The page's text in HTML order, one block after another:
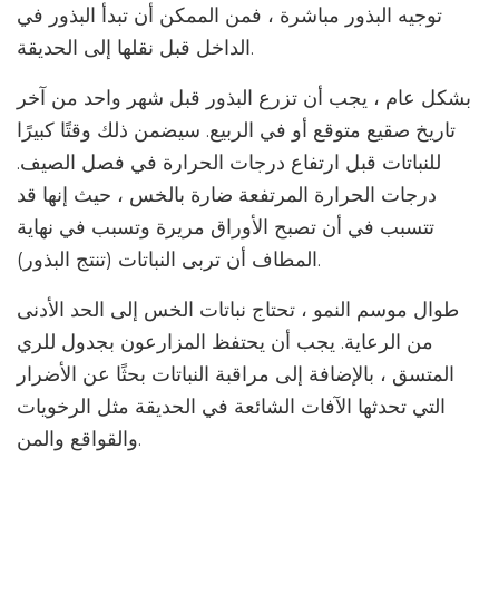
توجيه البذور مباشرة ، فمن الممكن أن تبدأ البذور في
الداخل قبل نقلها إلى الحديقة.
بشكل عام ، يجب أن تزرع البذور قبل شهر واحد من آخر
تاريخ صقيع متوقع أو في الربيع. سيضمن ذلك وقتًا كبيرًا
للنباتات قبل ارتفاع درجات الحرارة في فصل الصيف.
درجات الحرارة المرتفعة ضارة بالخس ، حيث إنها قد
تتسبب في أن تصبح الأوراق مريرة وتسبب في نهاية
المطاف أن تربى النباتات (تنتج البذور).
طوال موسم النمو ، تحتاج نباتات الخس إلى الحد الأدنى
من الرعاية. يجب أن يحتفظ المزارعون بجدول للري
المتسق ، بالإضافة إلى مراقبة النباتات بحثًا عن الأضرار
التي تحدثها الآفات الشائعة في الحديقة مثل الرخويات
والقواقع والمن.